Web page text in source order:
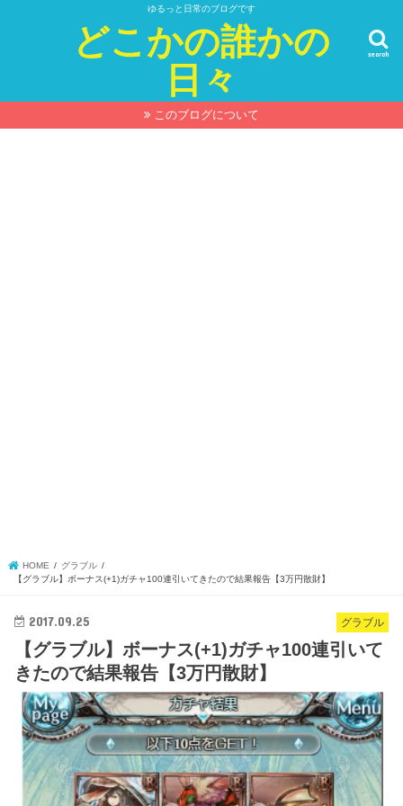
ゆるっと日常のブログです
どこかの誰かの
日々
search
このブログについて
HOME
グラブル
【グラブル】ボーナス(+1)ガチャ100連引いてきたので結果報告【3万円散財】
グラブル
2017.09.25
【グラブル】ボーナス(+1)ガチャ100連引いて
きたので結果報告【3万円散財】